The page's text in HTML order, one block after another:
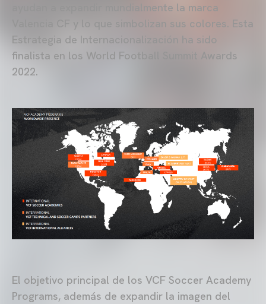
ayudan a expandir mundialmente la marca
Valencia CF y lo que simbolizan sus colores. Esta
Estrategia de Internacionalización ha sido
finalista en los World Football Summit Awards
2022.
El objetivo principal de los VCF Soccer Academy
Programs, además de expandir la imagen del